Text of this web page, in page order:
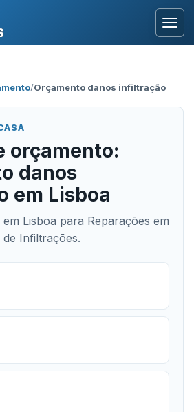
/Orçamento danos infiltração
orçamento:
danos
em Lisboa
Lisboa para Reparações em
de Infiltrações.